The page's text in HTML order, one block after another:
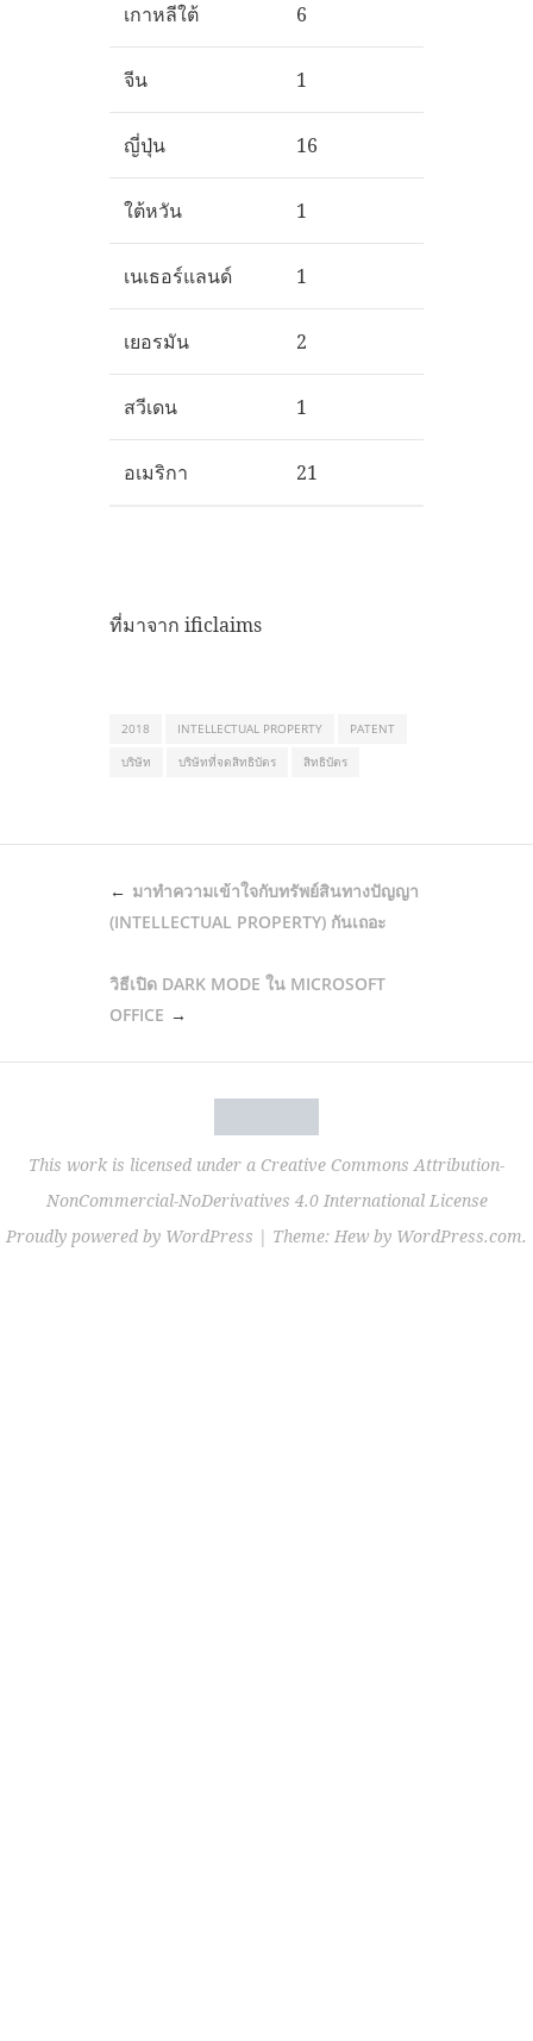
เกาหลีใต้ 6
จีน 1
ญี่ปุ่น 16
ใต้หวัน 1
เนเธอร์แลนด์ 1
เยอรมัน 2
สวีเดน 1
อเมริกา 21
ที่มาจาก ificlaims
2018 INTELLECTUAL PROPERTY
PATENT
บริษัท
บริษัทที่จดสิทธิบัตร สิทธิบัตร
NAVIGATION
มาทำความเข้าใจกับทรัพย์สินทางปัญญา
(INTELLECTUAL PROPERTY) กันเถอะ
วิธีเปิด DARK MODE ใน MICROSOFT
OFFICE
This work is licensed under a Creative Commons Attribution-
NonCommercial-NoDerivatives 4.0 International License
Proudly powered by WordPress | Theme: Hew by WordPress.com.